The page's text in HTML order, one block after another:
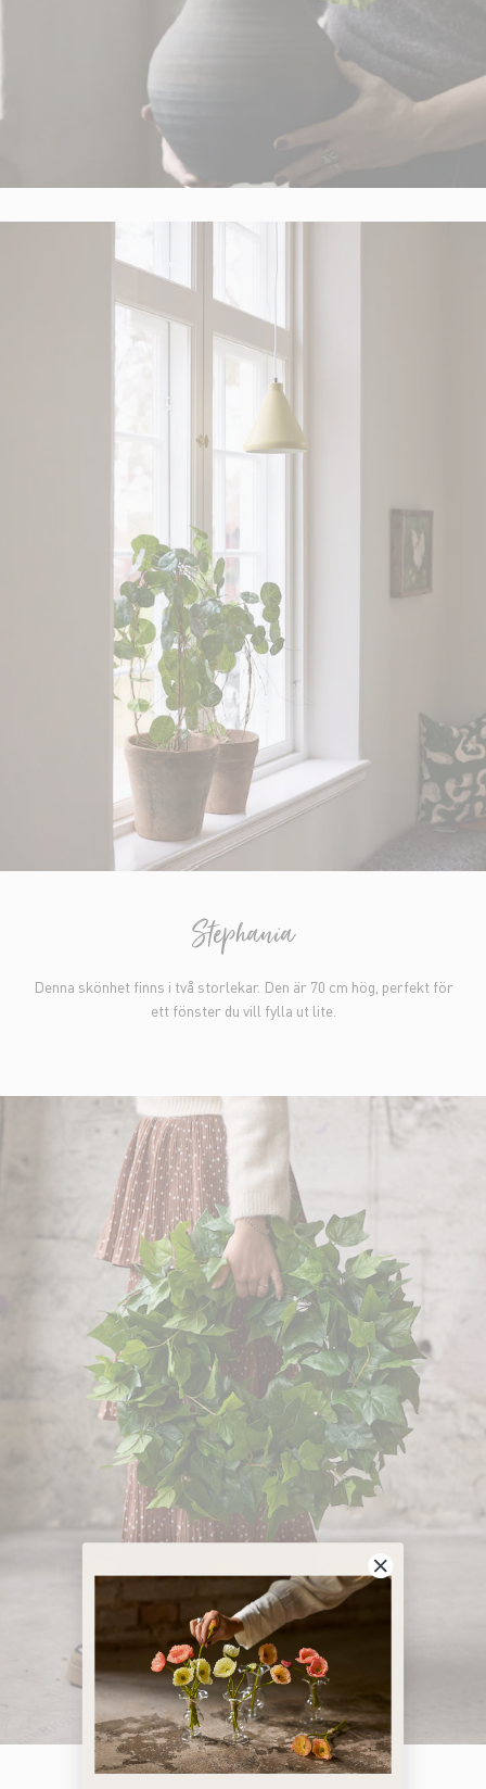
Stephania
Denna skönhet finns i två storlekar. Den är 70 cm hög, perfekt för
ett fönster du vill fylla ut lite.